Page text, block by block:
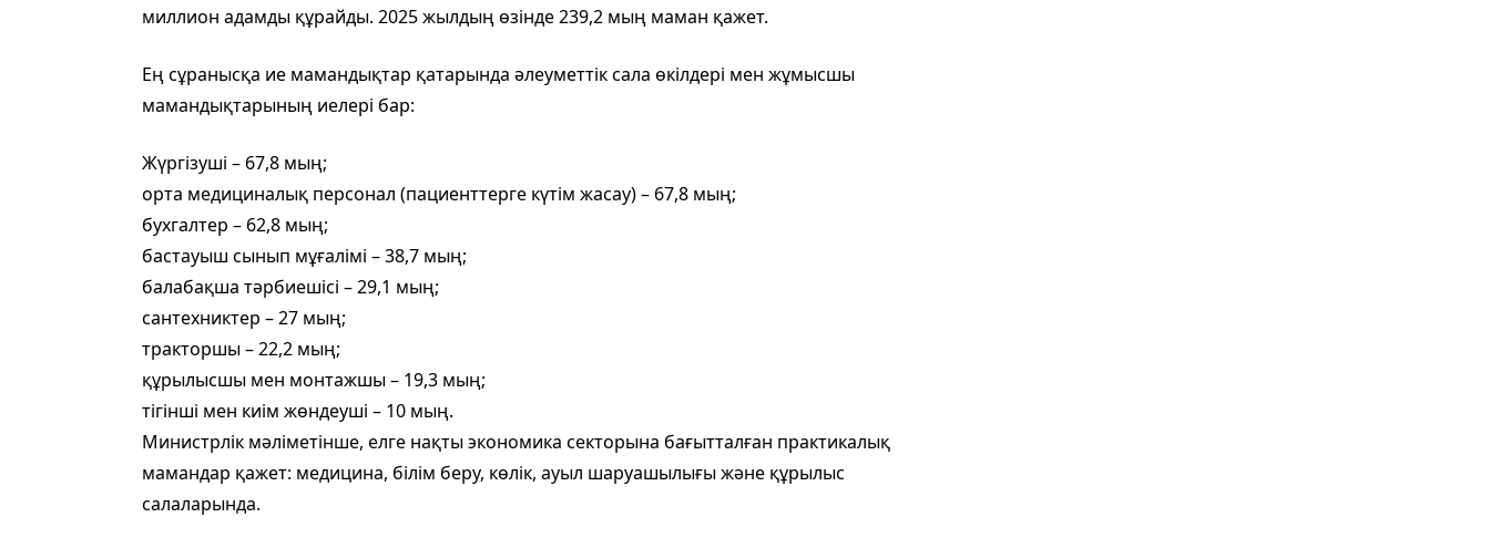
миллион адамды құрайды. 2025 жылдың өзінде 239,2 мың маман қажет.
Ең сұранысқа ие мамандықтар қатарында әлеуметтік сала өкілдері мен жұмысшы
мамандықтарының иелері бар:
Жүргізуші – 67,8 мың;
орта медициналық персонал (пациенттерге күтім жасау) – 67,8 мың;
бухгалтер – 62,8 мың;
бастауыш сынып мұғалімі – 38,7 мың;
балабақша тәрбиешісі – 29,1 мың;
сантехниктер – 27 мың;
тракторшы – 22,2 мың;
құрылысшы мен монтажшы – 19,3 мың;
тігінші мен киім жөндеуші – 10 мың.
Министрлік мәліметінше, елге нақты экономика секторына бағытталған практикалық
мамандар қажет: медицина, білім беру, көлік, ауыл шаруашылығы және құрылыс
салаларында.